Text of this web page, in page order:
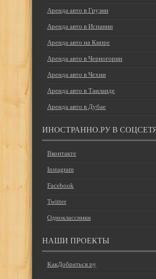
Аренда авто в Грузии
Аренда авто в Испании
Аренда авто на Кипре
Аренда авто в Черногории
Аренда авто в Чехии
Аренда авто в Таиланде
Аренда авто в Дубае
ИНОСТРАННО.РУ В
Вконтакте
Instagram
Facebook
Twitter
Одноклассники
НАШИ ПРОЕКТЫ
КакДобраться.ру